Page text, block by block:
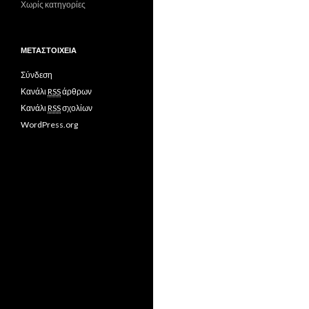
Χωρίς κατηγορίες
ΜΕΤΑΣΤΟΙΧΕΊΑ
Σύνδεση
ΚανάλιRSSάρθρων
ΚανάλιRSSσχολίων
WordPress.org